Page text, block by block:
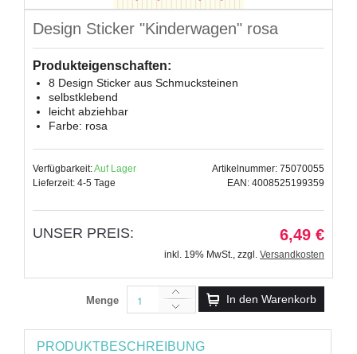
Design Sticker "Kinderwagen" rosa
Produkteigenschaften:
8 Design Sticker aus Schmucksteinen
selbstklebend
leicht abziehbar
Farbe: rosa
Verfügbarkeit:Auf Lager
Lieferzeit: 4-5 Tage
Artikelnummer: 75070055
EAN: 4008525199359
UNSER PREIS: 6,49 €
inkl. 19% MwSt., zzgl. Versandkosten
Menge In den Warenkorb
PRODUKTBESCHREIBUNG